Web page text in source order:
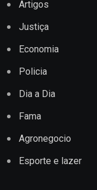
Artigos
Justiça
Economia
Policia
Dia a Dia
Fama
Agronegocio
Esporte e lazer